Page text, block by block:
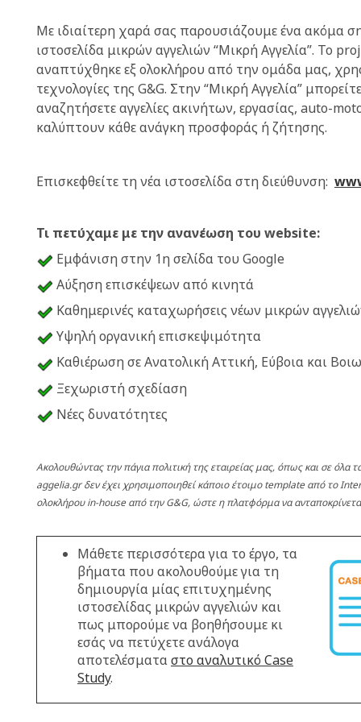
Με ιδιαίτερη χαρά σας παρουσιάζουμε ένα ακόμα
ιστοσελίδα μικρών αγγελιών “Μικρή Αγγελία”. Το
αναπτύχθηκε εξ ολοκλήρου από την ομάδα μας,
τεχνολογίες της G&G. Στην “Μικρή Αγγελία”
αναζητήσετε αγγελίες ακινήτων, εργασίας, auto-
καλύπτουν κάθε ανάγκη προσφοράς ή ζήτησης.
Επισκεφθείτε τη νέα ιστοσελίδα στη διεύθυνση:
Τι πετύχαμε με την ανανέωση του website:
Εμφάνιση στην 1η σελίδα του Google
Αύξηση επισκέψεων από κινητά
Καθημερινές καταχωρήσεις νέων μικρών
Υψηλή οργανική επισκεψιμότητα
Καθιέρωση σε Ανατολική Αττική, Εύβοια και
Ξεχωριστή σχεδίαση
Νέες δυνατότητες
Ακολουθώντας την πάγια πολιτική της εταιρείας μας, όπως και σε όλα
aggelia.gr δεν έχει χρησιμοποιηθεί κάποιο έτοιμο template από το
ολοκλήρου in-house από την G&G, ώστε η πλατφόρμα να
Μάθετε περισσότερα για το έργο, τα
βήματα που ακολουθούμε για τη
δημιουργία μίας επιτυχημένης
ιστοσελίδας μικρών αγγελιών και
πως μπορούμε να βοηθήσουμε κι
εσάς να πετύχετε ανάλογα
αποτελέσματαστο αναλυτικό Case
Study.